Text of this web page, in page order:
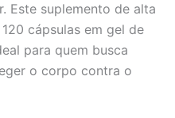
Este suplemento de alta
cápsulas em gel de
para quem busca
o corpo contra o